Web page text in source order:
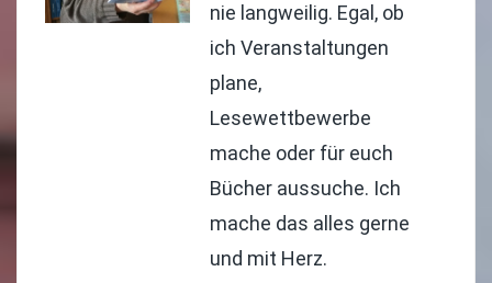
nie langweilig. Egal, ob
ich Veranstaltungen
plane,
Lesewettbewerbe
mache oder für euch
Bücher aussuche. Ich
mache das alles gerne
und mit Herz.